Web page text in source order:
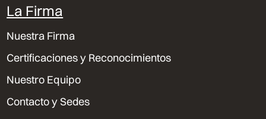
La Firma
Nuestra Firma
Certificaciones y Reconocimientos
Nuestro Equipo
Contacto y Sedes